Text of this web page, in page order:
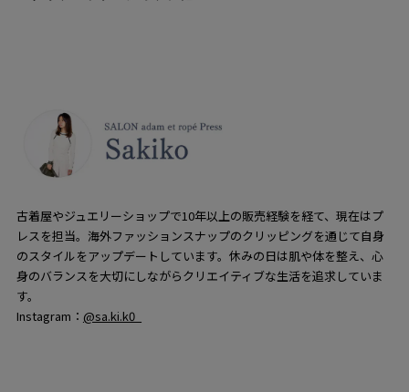
古着屋やジュエリーショップで10年以上の販売経験を経て、現在はプ
レスを担当。海外ファッションスナップのクリッピングを通じて自身
のスタイルをアップデートしています。休みの日は肌や体を整え、心
身のバランスを大切にしながらクリエイティブな生活を追求していま
す。
Instagram： @sa.ki.k0_